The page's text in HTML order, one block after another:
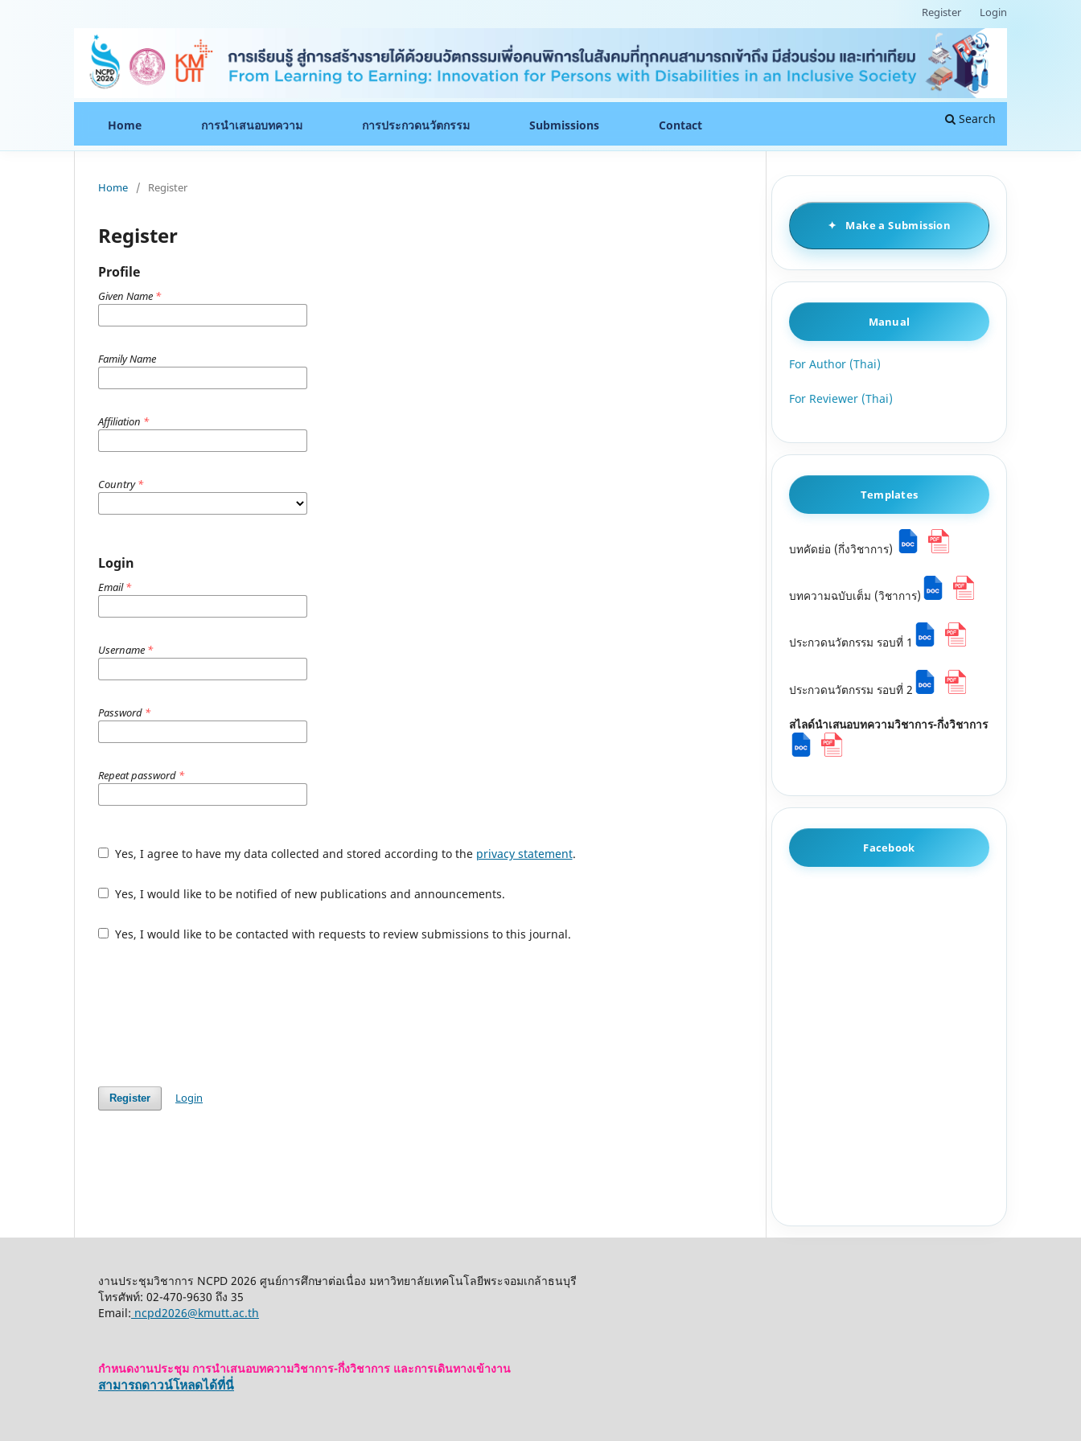
Home การนำเสนอบทความ การประกวดนวัตกรรม Submissions Contact Search
Register Login
Home / Register
Register
Profile
Given Name *
Family Name
Affiliation *
Country*
Login
Email*
Username *
Password *
Repeat password *
Yes, I agree to have my data collected and stored according to the privacy statement.
Yes, I would like to be notified of new publications and announcements.
Yes, I would like to be contacted with requests to review submissions to this journal.
Register Login
Make a Submission
Manual
For Author (Thai)
For Reviewer (Thai)
Templates
บทคัดย่อ (กึ่งวิชาการ)
บทความฉบับเต็ม (วิชาการ)
ประกวดนวัตกรรม รอบที่ 1
ประกวดนวัตกรรม รอบที่ 2
สไลด์นำเสนอบทความวิชาการ-กึ่งวิชาการ
Facebook
งานประชุมวิชาการ NCPD 2026 ศูนย์การศึกษาต่อเนื่อง มหาวิทยาลัยเทคโนโลยีพระจอมเกล้าธนบุรี
โทรศัพท์: 02-470-9630 ถึง 35
Email: ncpd2026@kmutt.ac.th
กำหนดงานประชุม การนำเสนอบทความวิชาการ-กึ่งวิชาการ และการเดินทางเข้างาน
สามารถดาวน์โหลดได้ที่นี่